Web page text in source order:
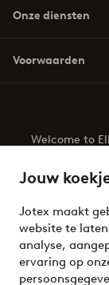
Jouw
Jotex maakt
website te
analyse,
ervaring op
Onze diensten
Voorwaarden
Welcome to
your